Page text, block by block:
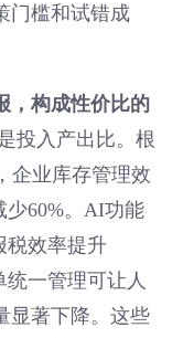
门槛和试错成
，构成性价比的
投入产出比。根
企业库存管理效
少60%。AI功能
税效率提升
一管理可让人
显著下降。这些